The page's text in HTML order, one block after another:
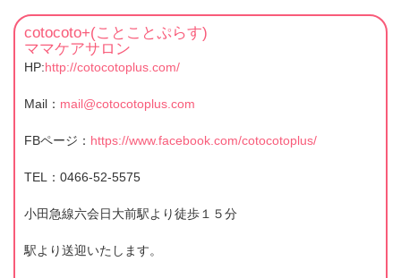
cotocoto+(ことことぷらす)
ママケアサロン
HP:http://cotocotoplus.com/
Mail： mail@cotocotoplus.com
FBページ： https://www.facebook.com/cotocotoplus/
TEL：0466-52-5575
小田急線六会日大前駅より徒歩１５分
駅より送迎いたします。